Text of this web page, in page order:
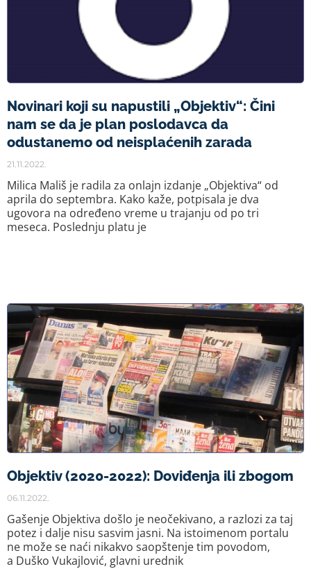
Novinari koji su napustili „Objektiv“: Čini
nam se da je plan poslodavca da
odustanemo od neisplaćenih zarada
21.11.2022.
Milica Mališ je radila za onlajn izdanje „Objektiva“ od
aprila do septembra. Kako kaže, potpisala je dva
ugovora na određeno vreme u trajanju od po tri
meseca. Poslednju platu je
Objektiv (2020-2022): Doviđenja ili zbogom
06.11.2022.
Gašenje Objektiva došlo je neočekivano, a razlozi za taj
potez i dalje nisu sasvim jasni. Na istoimenom portalu
ne može se naći nikakvo saopštenje tim povodom,
a Duško Vukajlović, glavni urednik